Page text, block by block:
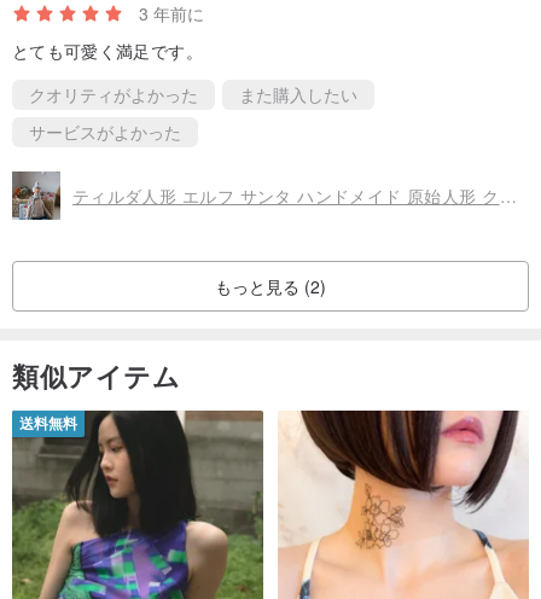
3 年前に
とても可愛く満足です。
クオリティがよかった
また購入したい
サービスがよかった
ティルダ人形 エルフ サンタ ハンドメイド 原始人形 クリスマス 北欧 室内装飾
もっと見る (2)
類似アイテム
送料無料